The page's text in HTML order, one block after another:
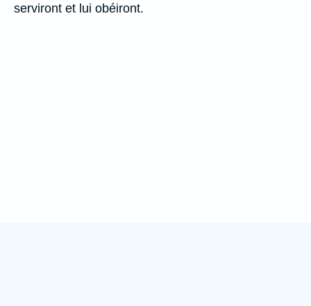
serviront et lui obéiront.